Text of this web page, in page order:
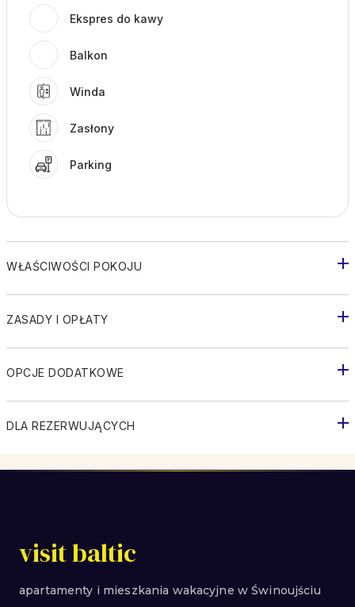
Ekspres do kawy
Balkon
Winda
Zasłony
Parking
WŁAŚCIWOŚCI POKOJU
ZASADY I OPŁATY
OPCJE DODATKOWE
DLA REZERWUJĄCYCH
visit baltic
apartamenty i mieszkania wakacyjne w Świnoujściu